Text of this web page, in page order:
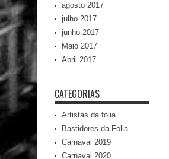
agosto 2017
julho 2017
junho 2017
Maio 2017
Abril 2017
CATEGORIAS
Artistas da folia
Bastidores da Folia
Carnaval 2019
Carnaval 2020